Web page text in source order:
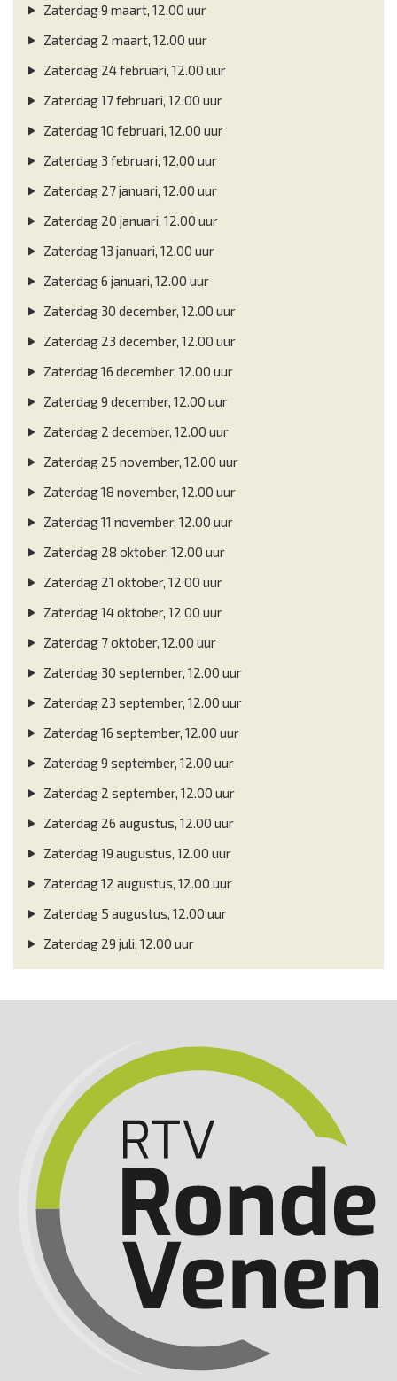
Zaterdag 9 maart, 12.00 uur
Zaterdag 2 maart, 12.00 uur
Zaterdag 24 februari, 12.00 uur
Zaterdag 17 februari, 12.00 uur
Zaterdag 10 februari, 12.00 uur
Zaterdag 3 februari, 12.00 uur
Zaterdag 27 januari, 12.00 uur
Zaterdag 20 januari, 12.00 uur
Zaterdag 13 januari, 12.00 uur
Zaterdag 6 januari, 12.00 uur
Zaterdag 30 december, 12.00 uur
Zaterdag 23 december, 12.00 uur
Zaterdag 16 december, 12.00 uur
Zaterdag 9 december, 12.00 uur
Zaterdag 2 december, 12.00 uur
Zaterdag 25 november, 12.00 uur
Zaterdag 18 november, 12.00 uur
Zaterdag 11 november, 12.00 uur
Zaterdag 28 oktober, 12.00 uur
Zaterdag 21 oktober, 12.00 uur
Zaterdag 14 oktober, 12.00 uur
Zaterdag 7 oktober, 12.00 uur
Zaterdag 30 september, 12.00 uur
Zaterdag 23 september, 12.00 uur
Zaterdag 16 september, 12.00 uur
Zaterdag 9 september, 12.00 uur
Zaterdag 2 september, 12.00 uur
Zaterdag 26 augustus, 12.00 uur
Zaterdag 19 augustus, 12.00 uur
Zaterdag 12 augustus, 12.00 uur
Zaterdag 5 augustus, 12.00 uur
Zaterdag 29 juli, 12.00 uur